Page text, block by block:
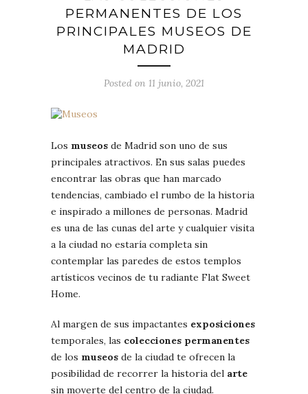
PERMANENTES DE LOS
PRINCIPALES MUSEOS DE
MADRID
Posted on 11 junio, 2021
Los museos de Madrid son uno de sus
principales atractivos. En sus salas puedes
encontrar las obras que han marcado
tendencias, cambiado el rumbo de la historia
e inspirado a millones de personas. Madrid
es una de las cunas del arte y cualquier visita
a la ciudad no estaría completa sin
contemplar las paredes de estos templos
artísticos vecinos de tu radiante Flat Sweet
Home.
Al margen de sus impactantes exposiciones
temporales, las colecciones permanentes
de los museos de la ciudad te ofrecen la
posibilidad de recorrer la historia del arte
sin moverte del centro de la ciudad.